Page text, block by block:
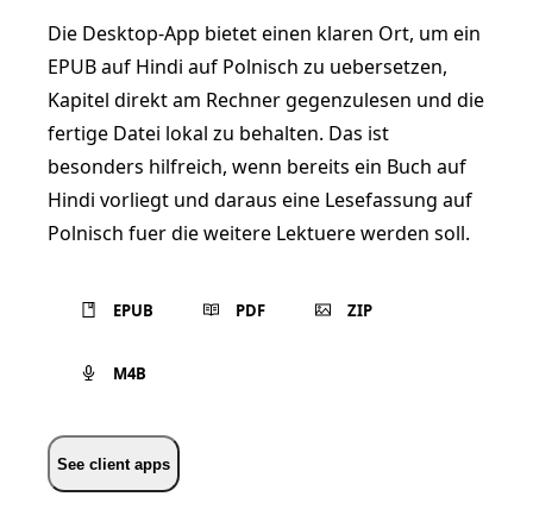
Die Desktop-App bietet einen klaren Ort, um ein
EPUB auf Hindi auf Polnisch zu uebersetzen,
Kapitel direkt am Rechner gegenzulesen und die
fertige Datei lokal zu behalten. Das ist
besonders hilfreich, wenn bereits ein Buch auf
Hindi vorliegt und daraus eine Lesefassung auf
Polnisch fuer die weitere Lektuere werden soll.
EPUB PDF ZIP
M4B
See client apps